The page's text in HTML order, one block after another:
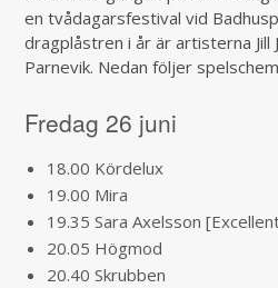
en tvådagarsfestival vid
dragplåstren i år är artisterna Jill
Parnevik. Nedan följer
Fredag 26 juni
18.00 Kördelux
19.00 Mira
19.35 Sara Axelsson
20.05 Högmod
20.40 Skrubben